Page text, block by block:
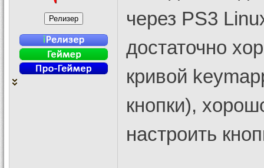
через PS3
достаточно
кривой
кнопки),
настроить